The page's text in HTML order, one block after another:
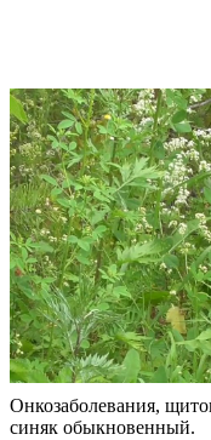
Онкозаболевания,
синяк обыкновенный.